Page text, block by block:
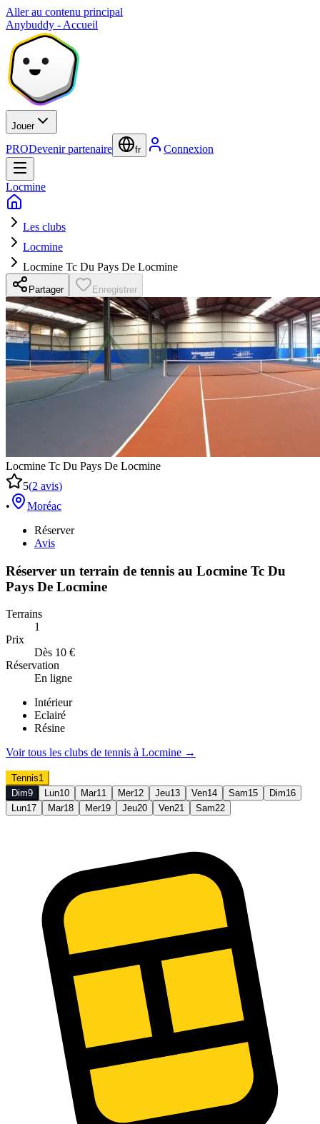
Aller au contenu principal
Anybuddy - Accueil
Jouer
PRODevenir partenaire fr Connexion
Locmine
Les clubs
Locmine
Locmine Tc Du Pays De Locmine
Partager Enregistrer
Locmine Tc Du Pays De Locmine
5(2 avis)
•
Moréac
Réserver
Avis
Réserver un terrain de tennis au Locmine Tc Du
Pays De Locmine
Terrains
1
Prix
Dès 10 €
Réservation
En ligne
Intérieur
Eclairé
Résine
Voir tous les clubs de tennis à Locmine →
Tennis1
Dim9 Lun10 Mar11 Mer12 Jeu13 Ven14 Sam15 Dim16
Lun17 Mar18 Mer19 Jeu20 Ven21 Sam22